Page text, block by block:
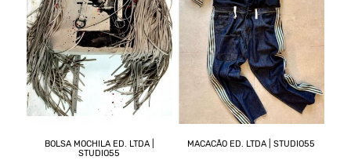
BOLSA MOCHILA ED. LTDA |
STUDIO55
MACACÃO ED. LTDA | STUDIO55